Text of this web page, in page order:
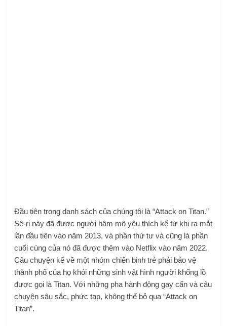
Đầu tiên trong danh sách của chúng tôi là “Attack on Titan.”
Sê-ri này đã được người hâm mộ yêu thích kể từ khi ra mắt
lần đầu tiên vào năm 2013, và phần thứ tư và cũng là phần
cuối cùng của nó đã được thêm vào Netflix vào năm 2022.
Câu chuyện kể về một nhóm chiến binh trẻ phải bảo vệ
thành phố của họ khỏi những sinh vật hình người khổng lồ
được gọi là Titan. Với những pha hành động gay cấn và câu
chuyện sâu sắc, phức tạp, không thể bỏ qua “Attack on
Titan”.